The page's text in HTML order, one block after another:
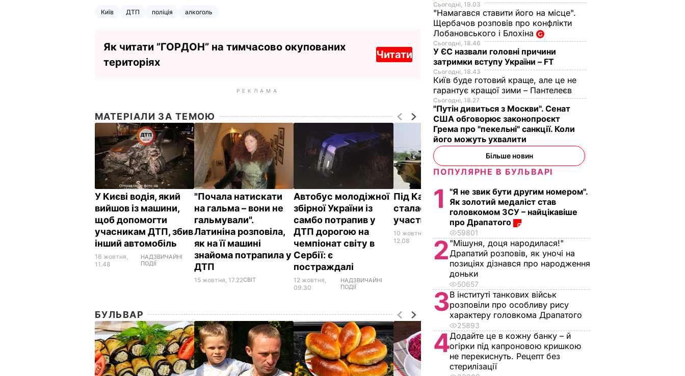
Київ ДТП поліція алкоголь
Як читати ”ГОРДОН” на тимчасово окупованих
територіях
Читати
РЕКЛАМА
МАТЕРІАЛИ ЗА ТЕМОЮ
У Києві водія, який
вийшов із машини,
щоб допомогти
учасникам ДТП, збив
інший автомобіль
16 жовтня,
11.48
НАДЗВИЧАЙНІ
ПОДІЇ
"Почала натискати
на гальма – вони не
гальмували".
Латиніна розповіла,
як на її машині
знайома потрапила у
ДТП
15 жовтня, 17.22СВІТ
Автобус молодіжної
збірної України із
самбо потрапив у
ДТП дорогою на
чемпіонат світу в
Сербії: є
постраждалі
12 жовтня,
09.30
НАДЗВИЧАЙНІ
ПОДІЇ
Під Калинівкою
сталася ДТП за
участю БТР
10 жовтня,
12.08
НАДЗВИЧАЙНІ
ПОДІЇ
У Києві сталася ДТП
за участю п'яти
машин
07.18
ПОДІЇ
БУЛЬВАР
Сьогодні, 19.03
"Намагався ставити його на місце".
Щербачов розповів про конфлікти
Лобановського і Блохіна
Сьогодні, 18.46
У ЄС назвали головні причини
затримки вступу України – FT
Сьогодні, 18.43
Київ буде готовий краще, але це не
гарантує кращої зими – Пантелеєв
Сьогодні, 18.27
"Путін дивиться з Москви". Сенат
США обговорює законопроєкт
Грема про "пекельні" санкції. Коли
його можуть ухвалити
Більше новин
ПОПУЛЯРНЕ В БУЛЬВАРІ
1
"Я не звик бути другим номером".
Як золотий медаліст став
головкомом ЗСУ – найцікавіше
про Драпатого
59801
2 "Мішуня, доця народилася!"
Драпатий розповів, як уночі на
позиціях дізнався про народження
доньки
50657
3В інституті танкових військ
розповіли про особливу рису
характеру головкома Драпатого
25893
4Додайте це в кожну банку – й
огірки під капроновою кришкою
не перекиснуть. Рецепт без
стерилізації